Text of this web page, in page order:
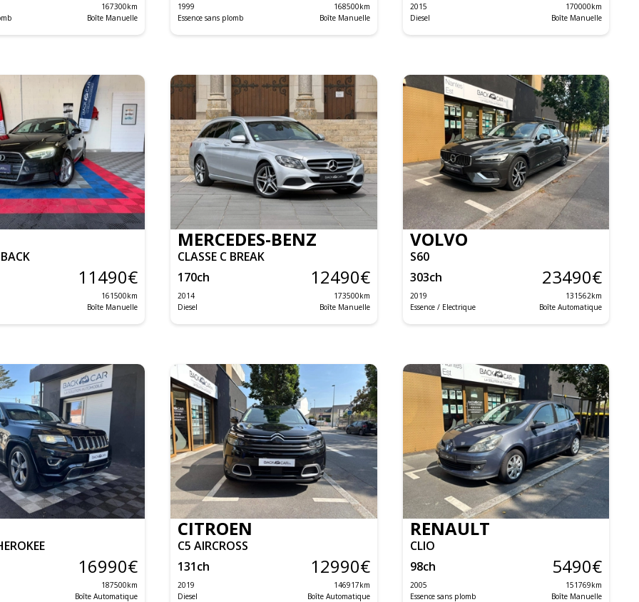
167300km
Boîte Manuelle
1999 168500km
Essence sans plomb
Boîte Manuelle
2015 170000km
Diesel
Boîte Manuelle
11490€
161500km
Boîte Manuelle
MERCEDES-BENZ
CLASSE C BREAK
170ch 12490€
2014 173500km
Diesel
Boîte Manuelle
VOLVO
S60
303ch 23490€
2019 131562km
Essence / Electrique
Boîte Automatique
16990€
187500km
Boîte Automatique
CITROEN
C5 AIRCROSS
131ch 12990€
2019 146917km
Diesel
Boîte Automatique
RENAULT
CLIO
98ch 5490€
2005 151769km
Essence sans plomb
Boîte Manuelle